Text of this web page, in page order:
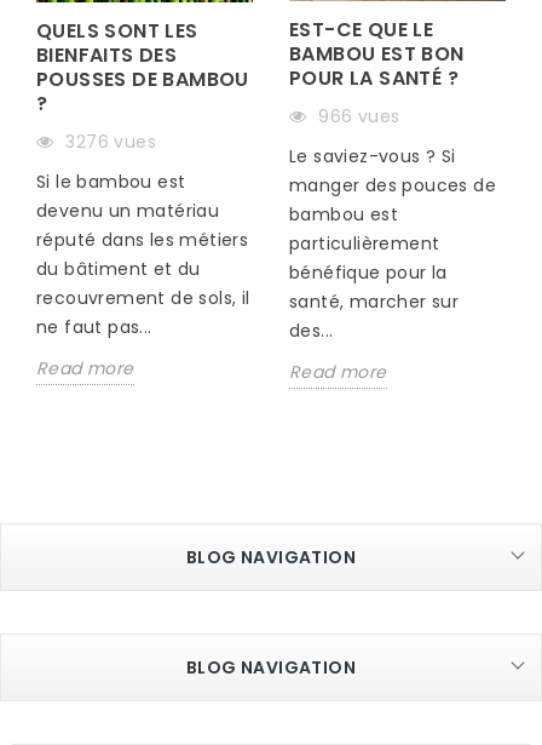
QUELS SONT LES
BIENFAITS DES
POUSSES DE BAMBOU
?
3276 vues
Si le bambou est
devenu un matériau
réputé dans les métiers
du bâtiment et du
recouvrement de sols, il
ne faut pas...
Read more
EST-CE QUE LE
BAMBOU EST BON
POUR LA SANTÉ ?
966 vues
Le saviez-vous ? Si
manger des pouces de
bambou est
particulièrement
bénéfique pour la
santé, marcher sur
des...
Read more
BLOG NAVIGATION
BLOG NAVIGATION